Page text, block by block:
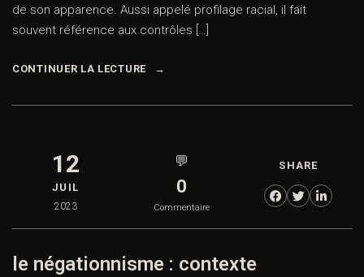
de son apparence. Aussi appelé profilage racial, il fait
souvent référence aux contrôles […]
CONTINUER LA LECTURE
12
JUIL
2023
💬
0
Commentaire
SHARE
le négationnisme : contexte